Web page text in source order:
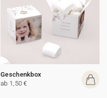
Geschenkbox
ab 1,50 €